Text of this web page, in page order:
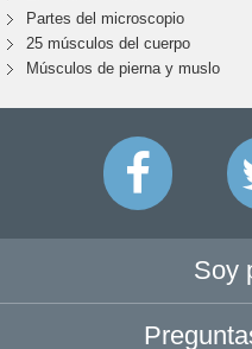
Partes del microscopio
25 músculos del cuerpo
Músculos de pierna y muslo
Soy